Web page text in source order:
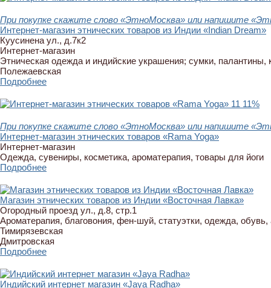
При покупке скажите слово «ЭтноМосква» или напишите
Интернет-магазин этнических товаров из Индии «Indian Dream»
Куусинена ул., д.7к2
Интернет-магазин
Этническая одежда и индийские украшения; сумки, палантины,
Полежаевская
Подробнее
11 11%
При покупке скажите слово «ЭтноМосква» или напишите
Интернет-магазин этнических товаров «Rama Yoga»
Интернет-магазин
Одежда, сувениры, косметика, ароматерапия, товары для йоги
Подробнее
Магазин этнических товаров из Индии «Восточная Лавка»
Огородный проезд ул., д.8, стр.1
Ароматерапия, благовония, фен-шуй, статуэтки, одежда, обувь,
Тимирязевская
Дмитровская
Подробнее
Индийский интернет магазин «Jaya Radha»